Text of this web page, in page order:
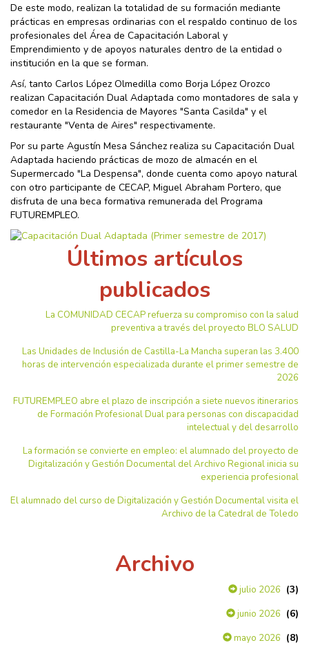
De este modo, realizan la totalidad de su formación mediante
prácticas en empresas ordinarias con el respaldo continuo de los
profesionales del Área de Capacitación Laboral y
Emprendimiento y de apoyos naturales dentro de la entidad o
institución en la que se forman.
Así, tanto Carlos López Olmedilla como Borja López Orozco
realizan Capacitación Dual Adaptada como montadores de sala y
comedor en la Residencia de Mayores "Santa Casilda" y el
restaurante "Venta de Aires" respectivamente.
Por su parte Agustín Mesa Sánchez realiza su Capacitación Dual
Adaptada haciendo prácticas de mozo de almacén en el
Supermercado "La Despensa", donde cuenta como apoyo natural
con otro participante de CECAP, Miguel Abraham Portero, que
disfruta de una beca formativa remunerada del Programa
FUTUREMPLEO.
Últimos artículos
publicados
La COMUNIDAD CECAP refuerza su compromiso con la salud
preventiva a través del proyecto BLO SALUD
Las Unidades de Inclusión de Castilla-La Mancha superan las 3.400
horas de intervención especializada durante el primer semestre de
2026
FUTUREMPLEO abre el plazo de inscripción a siete nuevos itinerarios
de Formación Profesional Dual para personas con discapacidad
intelectual y del desarrollo
La formación se convierte en empleo: el alumnado del proyecto de
Digitalización y Gestión Documental del Archivo Regional inicia su
experiencia profesional
El alumnado del curso de Digitalización y Gestión Documental visita el
Archivo de la Catedral de Toledo
Archivo
julio 2026 (3)
junio 2026 (6)
mayo 2026 (8)